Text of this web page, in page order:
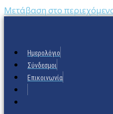
Μετάβαση στο
Ημερολόγιο
Σύνδεσμοι
Επικοινωνία